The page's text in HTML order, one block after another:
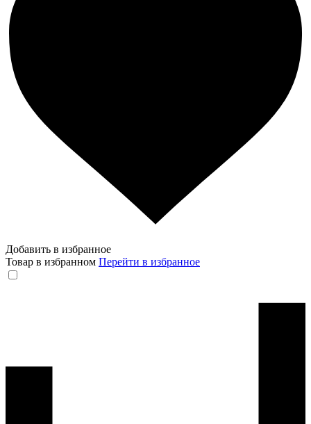
Добавить в избранное
Товар в избранном Перейти в избранное